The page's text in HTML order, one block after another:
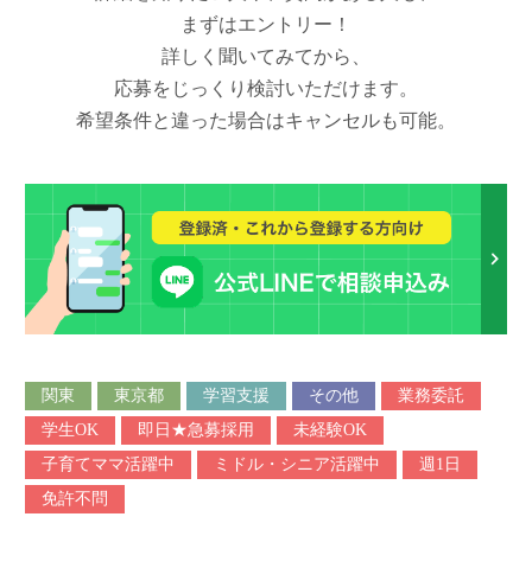
まずはエントリー！
詳しく聞いてみてから、
応募をじっくり検討いただけます。
希望条件と違った場合はキャンセルも可能。
関東 東京都 学習支援 その他
業務委託
学生OK
即日★急募採用
未経験OK
子育てママ活躍中
ミドル・シニア活躍中
週1日
免許不問